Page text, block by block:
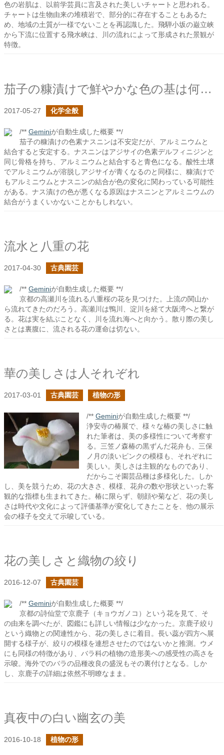
色の岩肌は、以前学芸員に言及された美しいチャートと思われる。
チャートは生物由来の堆積岩で、部分的に存在することもあるた
め、地域の土質が一様でないことを再認識した。飛騨小坂の巌立峡
から下流に位置する飛水峡は、川の流れによって形成された景観が
特徴。
茄子の糠漬けで鮮やかな色の基は何か？
2017-05-27 化学全般
/** Geminiが自動生成した概要 **/
茄子の糠漬けの色素ナスニンは不安定だが、アルミニウムと
結合すると安定する。ナスニンはアジサイの色素デルフィニジンと
同じ骨格を持ち、アルミニウムと結合すると青色になる。酸性土壌
でアルミニウムが溶脱しアジサイが青くなるのと同様に、糠漬けで
もアルミニウムとナスニンの結合が色の変化に関わっている可能性
がある。ナス漬けの色が悪くなる原因はナスニンとアルミニウムの
結合がうまくいかないことかもしれない。
流水と八重の花
2017-04-30 古典園芸
/** Geminiが自動生成した概要 **/
京都の高瀬川を流れる八重桜の花を見つけた。上流の関山か
ら流れてきたのだろう。高瀬川は鴨川、淀川を経て大阪湾へと繋が
る。花は実を結ぶことなく、川を流れ海へと向かう。散り際の美し
さとは裏腹に、流される花の運命は切ない。
華の美しさは人それぞれ
2017-03-01 古典園芸 植物の形
/** Geminiが自動生成した概要 **/
浄安寺の椿展で、様々な椿の美しさに触
れた筆者は、美の多様性について考察す
る。三笠ノ森椿の黒ずんだ花弁も、三保
ノ月の淡いピンクの模様も、それぞれに
美しい。美しさは主観的なものであり、
だからこそ園芸品種は多様化した。しか
し、美を競うため、花の大きさ、模様、花弁の数や形状といった客
観的な指標も生まれてきた。椿に限らず、朝顔や菊など、花の美し
さは時代や文化によって評価基準が変化してきたことを、他の展示
会の様子を交えて示唆している。
花の美しさと織物の絞り
2016-12-07 古典園芸
/** Geminiが自動生成した概要 **/
京都の詩仙堂で京鹿子（キョウガノコ）という花を見て、そ
の由来を調べたが、図鑑にも詳しい情報は少なかった。京鹿子絞り
という織物との関連性から、花の美しさに着目。長い蕊が四方へ展
開する様子が、絞りの模様を連想させたのではないかと推測。ウメ
にも同様の特徴があり、バラ科の植物の造形美への感受性の高さを
示唆。海外でのバラの品種改良の盛況もその裏付けとなる。しか
し、京鹿子の詳細は依然不明瞭なまま。
真夜中の白い幽玄の美
2016-10-18 植物の形